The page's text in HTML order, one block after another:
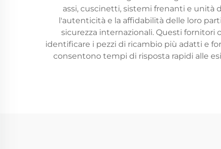
assi, cuscinetti, sistemi frenanti e
l'autenticità e la affidabilità delle loro
sicurezza internazionali. Questi
identificare i pezzi di ricambio più adatti e
consentono tempi di risposta rapidi alle